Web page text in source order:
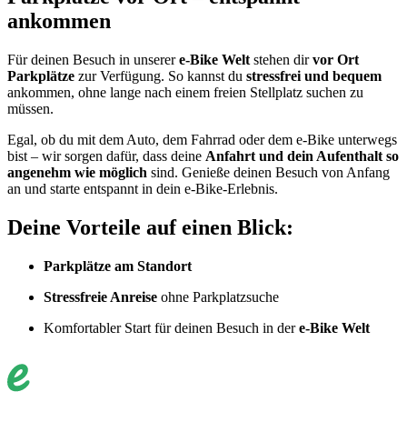
ankommen
Für deinen Besuch in unserere-Bike Welt stehen dirvor Ort
Parkplätze zur Verfügung. So kannst du stressfrei und bequem
ankommen, ohne lange nach einem freien Stellplatz suchen zu
müssen.
Egal, ob du mit dem Auto, dem Fahrrad oder dem e-Bike unterwegs
bist – wir sorgen dafür, dass deine Anfahrt und dein Aufenthalt so
angenehm wie möglich sind. Genieße deinen Besuch von Anfang
an und starte entspannt in dein e-Bike-Erlebnis.
Deine Vorteile auf einen Blick:
Parkplätze am Standort
Stressfreie Anreise ohne Parkplatzsuche
Komfortabler Start für deinen Besuch in dere-Bike Welt